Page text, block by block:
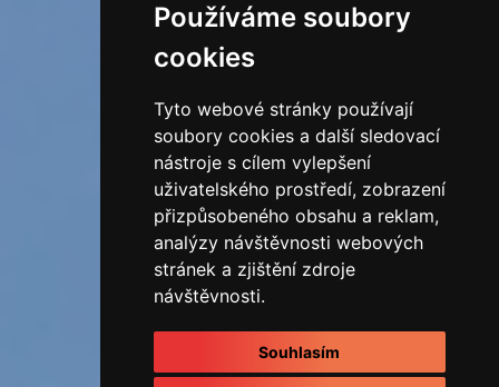
Používáme soubory
cookies
Tyto webové stránky používají
soubory cookies a další sledovací
nástroje s cílem vylepšení
uživatelského prostředí, zobrazení
přizpůsobeného obsahu a reklam,
analýzy návštěvnosti webových
stránek a zjištění zdroje
návštěvnosti.
Souhlasím